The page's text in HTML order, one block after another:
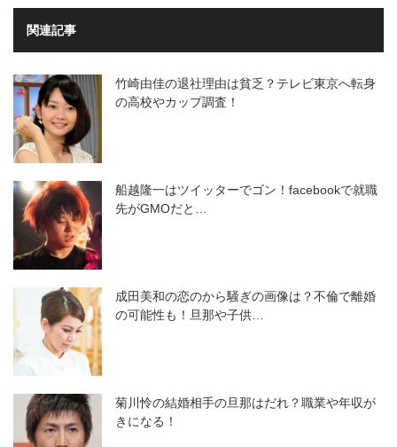
関連記事
竹崎由佳の退社理由は貧乏？テレビ東京へ転身
の高校やカップ調査！
船越隆一はツイッターでゴン！facebookで就職
先がGMOだと…
成田美和の恋のから騒ぎの画像は？不倫で離婚
の可能性も！旦那や子供…
菊川怜の結婚相手の旦那はだれ？職業や年収が
きになる！